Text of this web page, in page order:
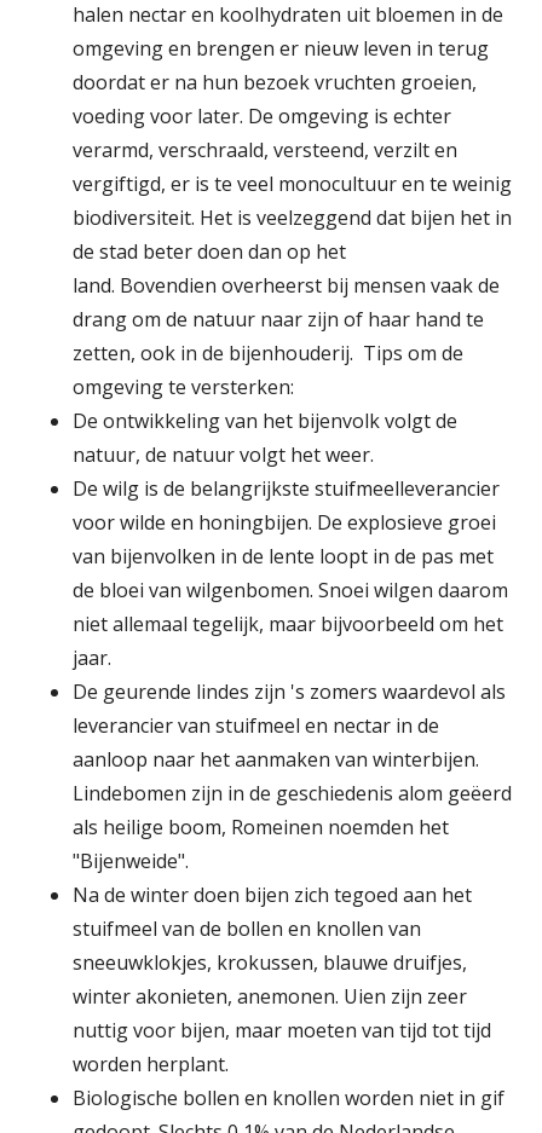
halen nectar en koolhydraten uit bloemen in de
omgevingen brengen er nieuw leven in terug
doordat er na hun bezoek vruchten groeien,
voeding voor later. De omgeving is echter
verarmd, verschraald, versteend, verzilt en
vergiftigd, er is te veel monocultuur en te weinig
biodiversiteit. Het is veelzeggend dat bijen het in
de stad beter doen dan op het
land. Bovendien overheerst bij mensen vaak de
drang om de natuur naar zijn of haar hand te
zetten, ook in de bijenhouderij. Tips om de
omgeving te versterken:
De ontwikkeling van het bijenvolk volgt de
natuur, de natuur volgt het weer.
De wilg is de belangrijkste stuifmeelleverancier
voor wilde en honingbijen. De explosieve groei
van bijenvolken in de lente loopt in de pas met
de bloei van wilgenbomen. Snoei wilgen daarom
niet allemaal tegelijk, maar bijvoorbeeld om het
jaar.
De geurende lindes zijn 's zomers waardevol als
leverancier van stuifmeel en nectar in de
aanloop naar het aanmaken van winterbijen.
Lindebomen zijn in de geschiedenis alom geëerd
als heilige boom, Romeinen noemden het
"Bijenweide".
Na de winter doen bijen zich tegoed aan het
stuifmeel van de bollen en knollen van
sneeuwklokjes, krokussen, blauwe druifjes,
winter akonieten, anemonen. Uien zijn zeer
nuttig voor bijen, maar moeten van tijd tot tijd
worden herplant.
Biologische bollen en knollen worden niet in gif